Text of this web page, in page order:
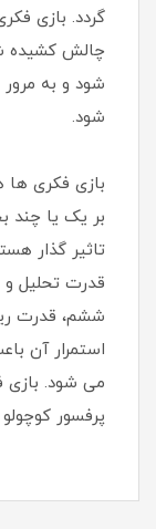
گردد. بازی
شود و به
شود.
بازی فکری
بر یک یا چند
تاثیر گذار
قدرت تحلیل
ششم، قدرت
استمرار آن
می شود. بازی
پرفسور